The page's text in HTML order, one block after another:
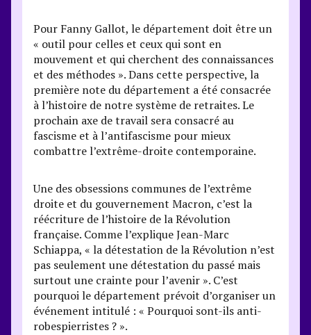
Pour Fanny Gallot, le département doit être un
« outil pour celles et ceux qui sont en
mouvement et qui cherchent des connaissances
et des méthodes ». Dans cette perspective, la
première note du département a été consacrée
à l’histoire de notre système de retraites. Le
prochain axe de travail sera consacré au
fascisme et à l’antifascisme pour mieux
combattre l’extrême-droite contemporaine.
Une des obsessions communes de l’extrême
droite et du gouvernement Macron, c’est la
réécriture de l’histoire de la Révolution
française. Comme l’explique Jean-Marc
Schiappa, « la détestation de la Révolution n’est
pas seulement une détestation du passé mais
surtout une crainte pour l’avenir ». C’est
pourquoi le département prévoit d’organiser un
événement intitulé : « Pourquoi sont-ils anti-
robespierristes ? ».